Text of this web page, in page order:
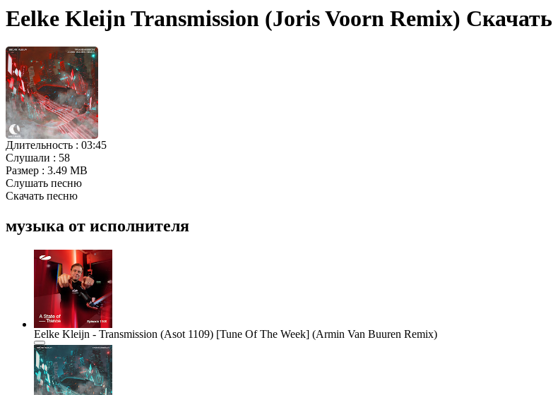
Eelke Kleijn Transmission (Joris Voorn Remix) Скачать
Длительность : 03:45
Слушали : 58
Размер : 3.49 MB
Слушать песню
Скачать песню
музыка от исполнителя
Eelke Kleijn - Transmission (Asot 1109) [Tune Of The Week] (Armin Van Buuren Remix)